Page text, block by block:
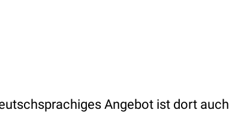
Angebot ist dort auch